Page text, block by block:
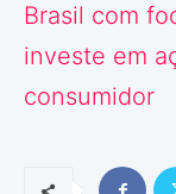
Brasil com
investe em
consumidor